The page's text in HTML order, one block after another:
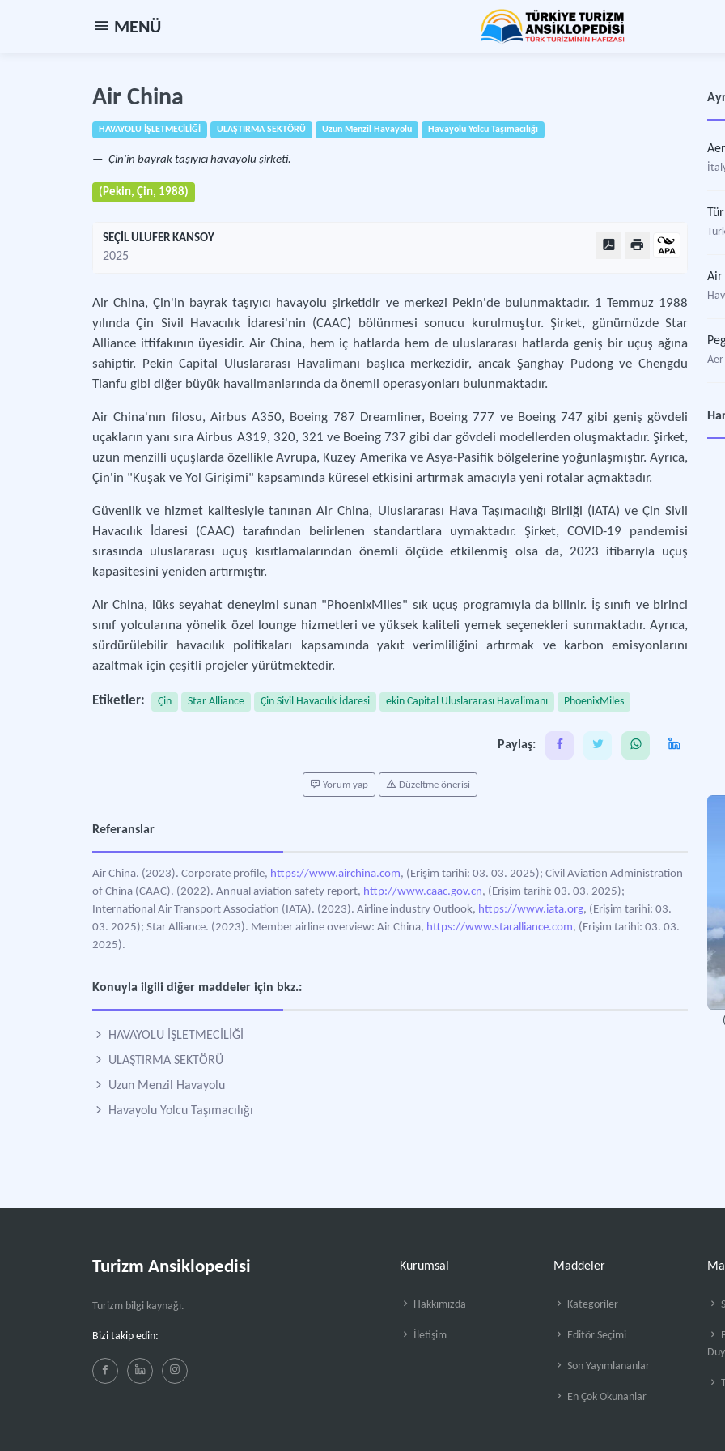
MENÜ
Air China
HAVAYOLU İŞLETMECİLİĞİ ULAŞTIRMA SEKTÖRÜ Uzun Menzil Havayolu Havayolu Yolcu Taşımacılığı
Çin'in bayrak taşıyıcı havayolu şirketi.
(Pekin, Çin, 1988)
SEÇİL ULUFER KANSOY
2025
Air China, Çin'in bayrak taşıyıcı havayolu şirketidir ve merkezi Pekin'de bulunmaktadır. 1 Temmuz 1988
yılında Çin Sivil Havacılık İdaresi'nin (CAAC) bölünmesi sonucu kurulmuştur. Şirket, günümüzde Star
Alliance ittifakının üyesidir. Air China, hem iç hatlarda hem de uluslararası hatlarda geniş bir uçuş ağına
sahiptir. Pekin Capital Uluslararası Havalimanı başlıca merkezidir, ancak Şanghay Pudong ve Chengdu
Tianfu gibi diğer büyük havalimanlarında da önemli operasyonları bulunmaktadır.
Air China'nın filosu, Airbus A350, Boeing 787 Dreamliner, Boeing 777 ve Boeing 747 gibi geniş gövdeli
uçakların yanı sıra Airbus A319, 320, 321 ve Boeing 737 gibi dar gövdeli modellerden oluşmaktadır. Şirket,
uzun menzilli uçuşlarda özellikle Avrupa, Kuzey Amerika ve Asya-Pasifik bölgelerine yoğunlaşmıştır. Ayrıca,
Çin'in "Kuşak ve Yol Girişimi" kapsamında küresel etkisini artırmak amacıyla yeni rotalar açmaktadır.
Güvenlik ve hizmet kalitesiyle tanınan Air China, Uluslararası Hava Taşımacılığı Birliği (IATA) ve Çin Sivil
Havacılık İdaresi (CAAC) tarafından belirlenen standartlara uymaktadır. Şirket, COVID-19 pandemisi
sırasında uluslararası uçuş kısıtlamalarından önemli ölçüde etkilenmiş olsa da, 2023 itibarıyla uçuş
kapasitesini yeniden artırmıştır.
Air China, lüks seyahat deneyimi sunan "PhoenixMiles" sık uçuş programıyla da bilinir. İş sınıfı ve birinci
sınıf yolcularına yönelik özel lounge hizmetleri ve yüksek kaliteli yemek seçenekleri sunmaktadır. Ayrıca,
sürdürülebilir havacılık politikaları kapsamında yakıt verimliliğini artırmak ve karbon emisyonlarını
azaltmak için çeşitli projeler yürütmektedir.
Etiketler: Çin Star Alliance Çin Sivil Havacılık İdaresi ekin Capital Uluslararası Havalimanı PhoenixMiles
Paylaş:
Yorum yap Düzeltme önerisi
Referanslar
Air China. (2023). Corporate profile, https://www.airchina.com, (Erişim tarihi: 03. 03. 2025); Civil Aviation Administration
of China (CAAC). (2022). Annual aviation safety report, http://www.caac.gov.cn, (Erişim tarihi: 03. 03. 2025);
International Air Transport Association (IATA). (2023). Airline industry Outlook, https://www.iata.org, (Erişim tarihi: 03.
03. 2025); Star Alliance. (2023). Member airline overview: Air China, https://www.staralliance.com, (Erişim tarihi: 03. 03.
2025).
Konuyla ilgili diğer maddeler için bkz.:
HAVAYOLU İŞLETMECİLİĞİ
ULAŞTIRMA SEKTÖRÜ
Uzun Menzil Havayolu
Havayolu Yolcu Taşımacılığı
Air
Aer
Turizm Ansiklopedisi
Turizm bilgi kaynağı.
Bizi takip edin:
Kurumsal
Hakkımızda
İletişim
Maddeler
Kategoriler
Editör Seçimi
Son Yayımlananlar
En Çok Okunanlar